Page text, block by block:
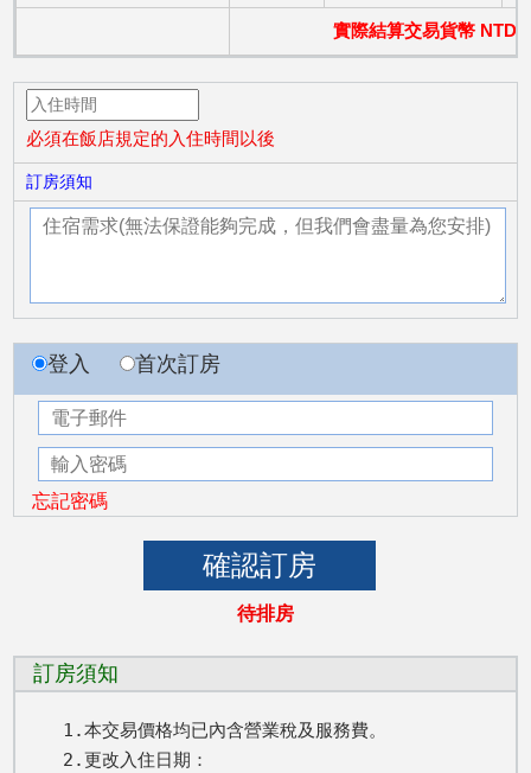
實際結算交易貨幣 NTD
必須在飯店規定的入住時間以後
訂房須知
登入 首次訂房
忘記密碼
待排房
訂房須知
1.本交易價格均已內含營業稅及服務費。
2.更改入住日期：